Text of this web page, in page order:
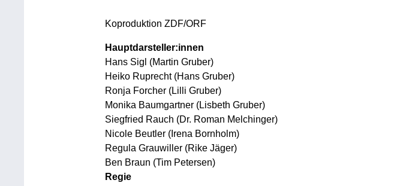
Koproduktion ZDF/ORF
Hauptdarsteller:innen
Hans Sigl (Martin Gruber)
Heiko Ruprecht (Hans Gruber)
Ronja Forcher (Lilli Gruber)
Monika Baumgartner (Lisbeth Gruber)
Siegfried Rauch (Dr. Roman Melchinger)
Nicole Beutler (Irena Bornholm)
Regula Grauwiller (Rike Jäger)
Ben Braun (Tim Petersen)
Regie